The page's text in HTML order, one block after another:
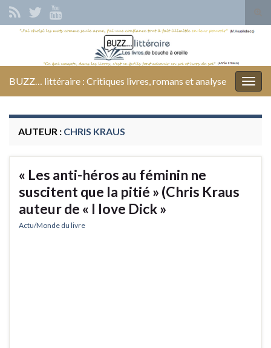
Search for:
BUZZ… littéraire : Critiques livres, romans et analyse
AUTEUR : CHRIS KRAUS
« Les anti-héros au féminin ne
suscitent que la pitié » (Chris Kraus
auteur de « I love Dick »
Actu/Monde du livre